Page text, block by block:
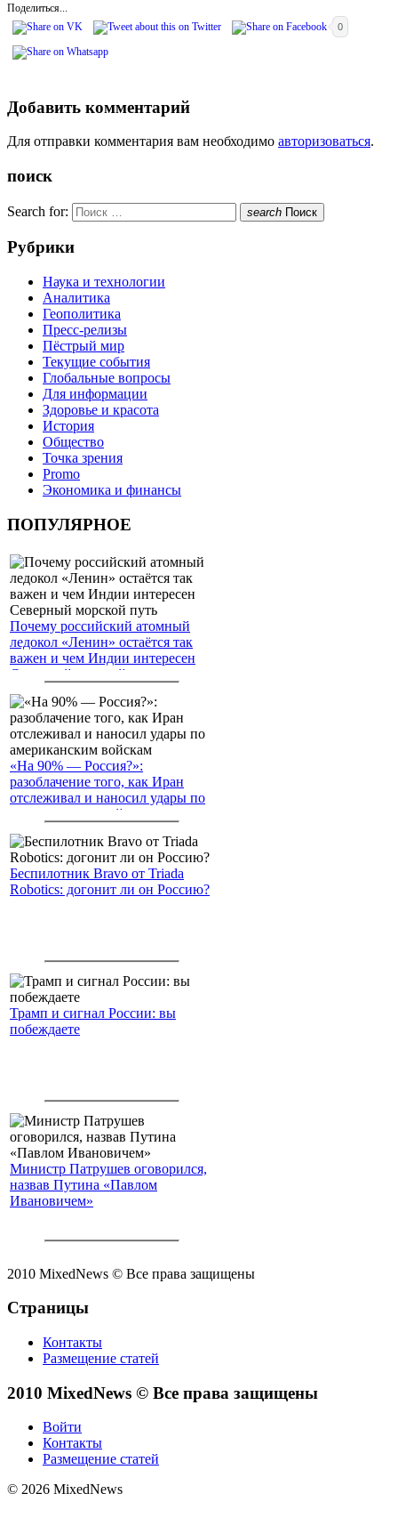
Поделиться...
0
Добавить комментарий
Для отправки комментария вам необходимо авторизоваться.
поиск
Search for: search Поиск
Рубрики
Наука и технологии
Аналитика
Геополитика
Пресс-релизы
Пёстрый мир
Текущие события
Глобальные вопросы
Для информации
Здоровье и красота
История
Общество
Точка зрения
Promo
Экономика и финансы
ПОПУЛЯРНОЕ
Почему российский атомный
ледокол «Ленин» остаётся так
важен и чем Индии интересен
Северный морской путь
«На 90% — Россия?»:
разоблачение того, как Иран
отслеживал и наносил удары по
американским войскам
Беспилотник Bravo от Triada
Robotics: догонит ли он Россию?
Трамп и сигнал России: вы
побеждаете
Министр Патрушев оговорился,
назвав Путина «Павлом
Ивановичем»
2010 MixedNews © Все права защищены
Страницы
Контакты
Размещение статей
2010 MixedNews © Все права защищены
Войти
Контакты
Размещение статей
© 2026 MixedNews